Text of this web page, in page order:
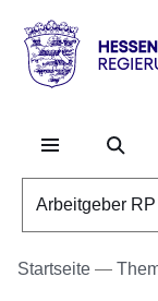
Hessen
RP
Arbeitgeber RP
Startseite